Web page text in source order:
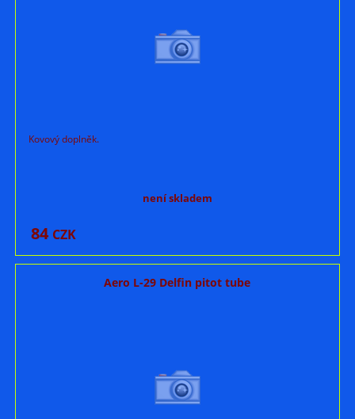
Kovový doplněk.
není skladem
84 CZK
Aero L-29 Delfin pitot tube